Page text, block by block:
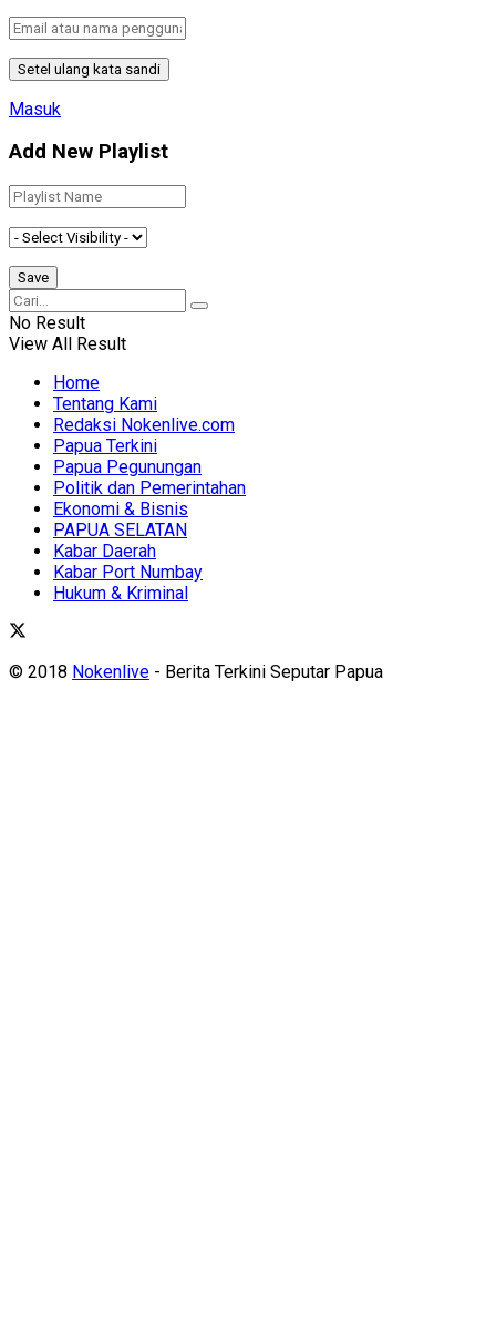
Masuk
Add New Playlist
No Result
View All Result
Home
Tentang Kami
Redaksi Nokenlive.com
Papua Terkini
Papua Pegunungan
Politik dan Pemerintahan
Ekonomi & Bisnis
PAPUA SELATAN
Kabar Daerah
Kabar Port Numbay
Hukum & Kriminal
© 2018 Nokenlive - Berita Terkini Seputar Papua